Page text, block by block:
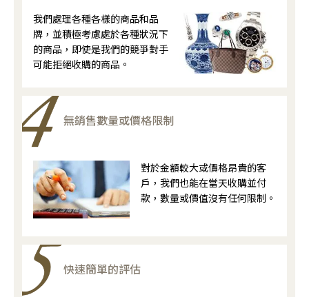
我們處理各種各樣的商品和品
牌，並積極考慮處於各種狀況下
的商品，即使是我們的競爭對手
可能拒絕收購的商品。
無銷售數量或價格限制
對於金額較大或價格昂貴的客
戶，我們也能在當天收購並付
款，數量或價值沒有任何限制。
快速簡單的評估